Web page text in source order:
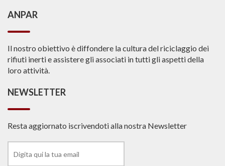
ANPAR
Il nostro obiettivo è diffondere la cultura del riciclaggio dei
rifiuti inerti e assistere gli associati in tutti gli aspetti della
loro attività.
NEWSLETTER
Resta aggiornato iscrivendoti alla nostra Newsletter